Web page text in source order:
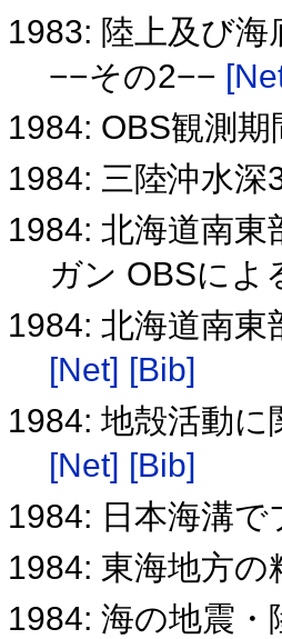
1983: 陸上及び
−−その2−−
1984: OBS観測
1984: 三陸沖水
1984: 北海道南
ガン OBSによ
1984: 北海道南
[Net] [Bib]
1984: 地殻活動
[Net] [Bib]
1984: 日本海溝
1984: 東海地方
1984: 海の地震・